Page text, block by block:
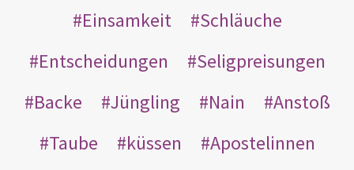
Einsamkeit
Schläuche
Entscheidungen
Seligpreisungen
Backe
Jüngling Nain
Anstoß
Taube
küssen
Apostelinnen